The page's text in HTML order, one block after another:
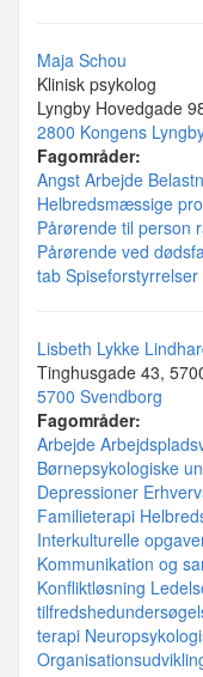
Maja Schou
Klinisk psykolog
Lyngby Hovedgade
2800 Kongens
Fagområder:
Angst Arbejde
Helbredsmæssige
Pårørende til person
Pårørende ved
tab Spiseforstyrrelser
Lisbeth Lykke
Tinghusgade 43,
5700 Svendborg
Fagområder:
Arbejde
Børnepsykologiske
Depressioner
Familieterapi
Interkulturelle
Kommunikation og
Konfliktløsning
terapi